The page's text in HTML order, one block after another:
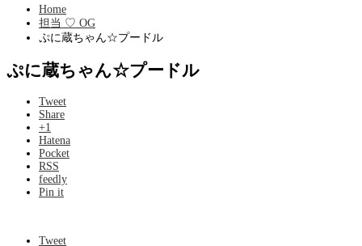
Home
担当 ♡ OG
ぷに蔵ちゃん☆プードル
ぷに蔵ちゃん☆プードル
Tweet
Share
+1
Hatena
Pocket
RSS
feedly
Pin it
Tweet